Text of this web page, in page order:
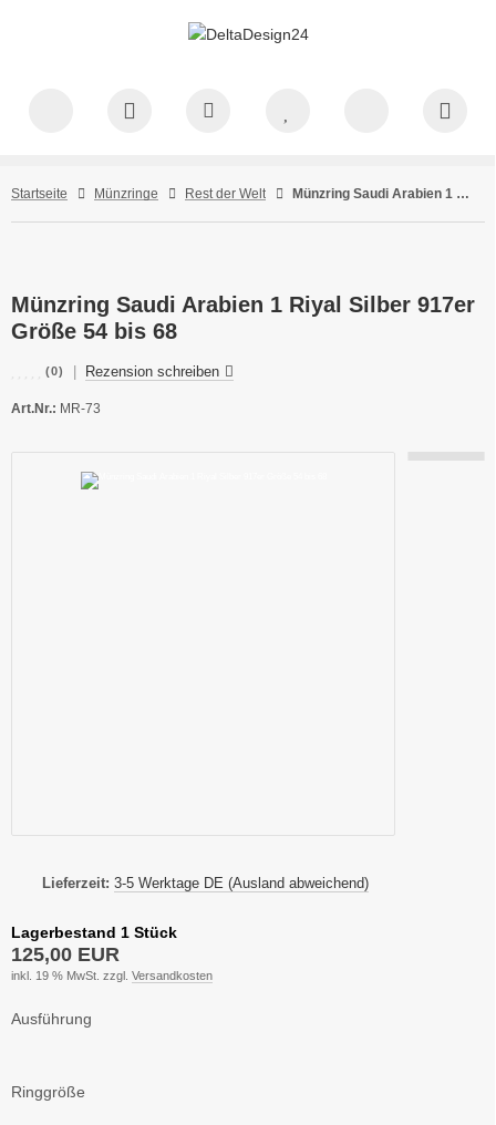
Startseite Münzringe Rest der Welt Münzring Saudi Arabien 1 Riyal Silber 917er Größe 54 bis 68
Münzring Saudi Arabien 1 Riyal Silber 917er
Größe 54 bis 68
(0) Rezension schreiben
Art.Nr.: MR-73
Lieferzeit: 3-5 Werktage DE (Ausland abweichend)
Lagerbestand 1 Stück
125,00 EUR
inkl. 19 % MwSt. zzgl. Versandkosten
Ausführung
Ringgröße